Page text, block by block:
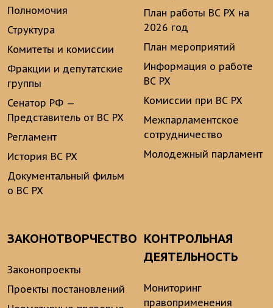
Полномочия
Структура
Комитеты и комиссии
Фракции и депутатские
группы
Сенатор РФ —
Представитель от ВС РХ
Регламент
История ВС РХ
Документальный фильм
о ВС РХ
План работы ВС РХ на
2026 год
План мероприятий
Информация о работе
ВС РХ
Комиссии при ВС РХ
Межпарламентское
сотрудничество
Молодежный парламент
ЗАКОНОТВОРЧЕСТВО
Законопроекты
Проекты постановлений
КОНТРОЛЬНАЯ
ДЕЯТЕЛЬНОСТЬ
Мониторинг
правоприменения